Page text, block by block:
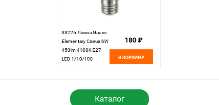
33226 Лампа Gauss
Elementary Свеча 6W
450lm 4100K Е27
LED 1/10/100
180 ₽
В КОРЗИНУ
Каталог